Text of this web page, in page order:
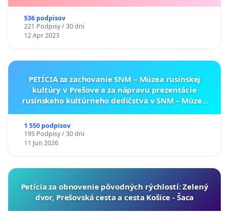
536 podpisov
221 Podpisy / 30 dni
12 Apr 2023
PETÍCIA za zachovanie SNM – Múzea rusínskej
kultúry v Prešove a za nápravu prezentácie
rusínskeho kultúrneho dedičstva v SNM – Múzeu
1 550 podpisov
195 Podpisy / 30 dni
11 Jun 2026
​Petícia za obnovenie pôvodných rýchlostí: Zelený
dvor, Prešovská cesta a cesta Košice - Šaca